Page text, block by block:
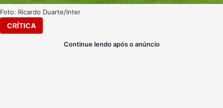
Foto: Ricardo Duarte/Inter
CRÍTICA
Continue lendo após o anúncio